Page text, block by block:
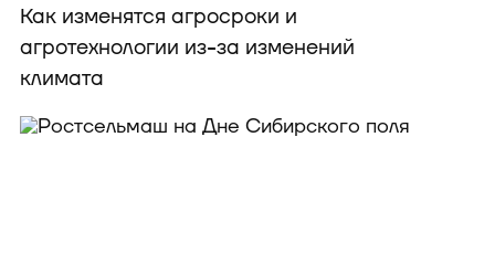
Как изменятся агросроки и
агротехнологии из-за изменений
климата